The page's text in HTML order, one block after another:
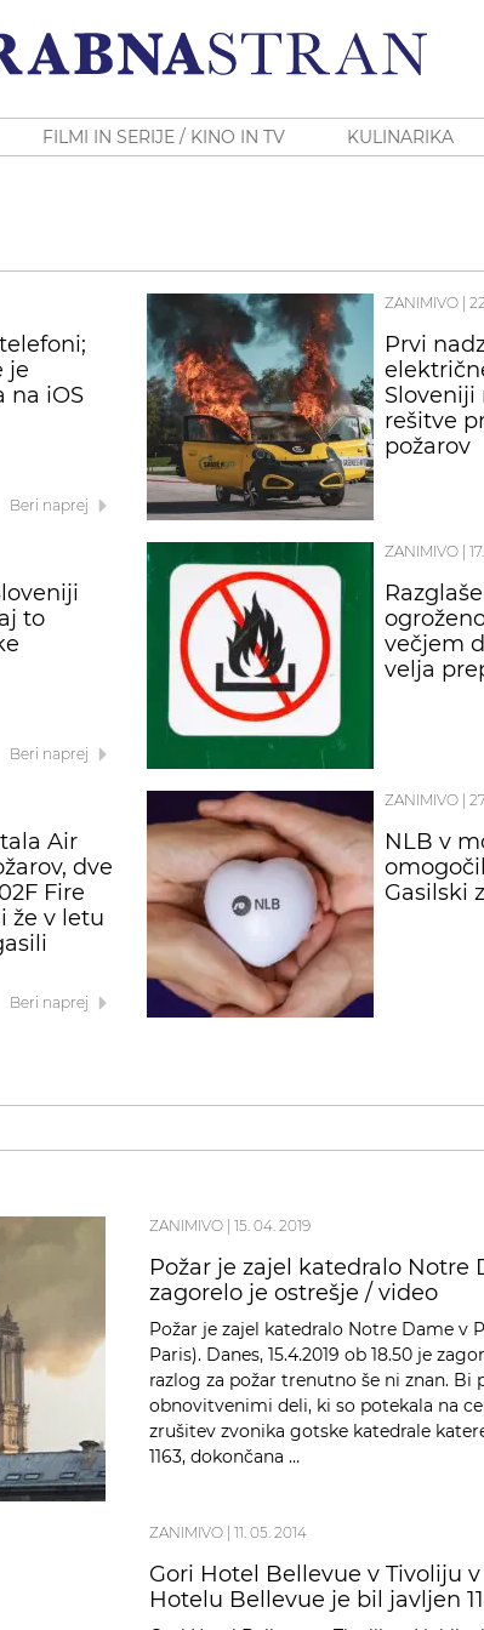
FILMI IN SERIJE / KINO IN TV KULINARIKA
je
na iOS
Beri naprej
ZANIMIVO|
Prvi
Sloveniji
rešitve
požarov
to
Beri naprej
ZANIMIVO|
večjem
velja
Air
dve
Fire
že v letu
Beri naprej
ZANIMIVO|
NLB v
Gasilski
ZANIMIVO 15. 04. 2019
Požar je zajel katedralo Notre
zagorelo je ostrešje / video
Požar je zajel katedralo Notre Dame v
Paris). Danes, 15.4.2019 ob 18.50 je
razlog za požar trenutno še ni znan. Bi
obnovitvenimi deli, ki so potekala na
zrušitev zvonika gotske katedrale
1163, dokončana …
ZANIMIVO 11. 05. 2014
Gori Hotel Bellevue v Tivoliju
Hotelu Bellevue je bil javljen